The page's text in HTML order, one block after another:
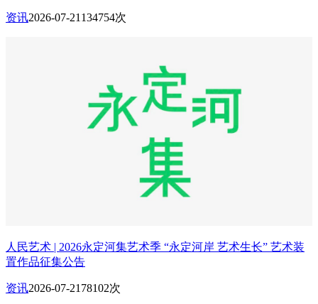
资讯2026-07-21 134754次
人民艺术 | 2026永定河集艺术季 “永定河岸 艺术生长” 艺术装
置作品征集公告
资讯2026-07-21 78102次